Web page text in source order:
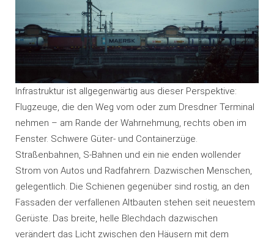
Infrastruktur ist allgegenwärtig aus dieser Perspektive:
Flugzeuge, die den Weg vom oder zum Dresdner Terminal
nehmen – am Rande der Wahrnehmung, rechts oben im
Fenster. Schwere Güter- und Containerzüge.
Straßenbahnen, S-Bahnen und ein nie enden wollender
Strom von Autos und Radfahrern. Dazwischen Menschen,
gelegentlich. Die Schienen gegenüber sind rostig, an den
Fassaden der verfallenen Altbauten stehen seit neuestem
Gerüste. Das breite, helle Blechdach dazwischen
verändert das Licht zwischen den Häusern mit dem